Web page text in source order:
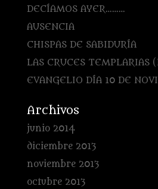
DECÍAMOS AYER………
AUSENCIA
CHISPAS DE SABIDURÍA
LAS CRUCES TEMPLARIAS
EVANGELIO DÍA 10 DE
Archivos
junio 2014
diciembre 2013
noviembre 2013
octubre 2013